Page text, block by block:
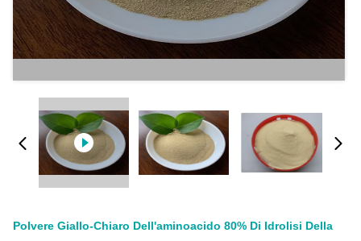
Polvere Giallo-Chiaro Dell'aminoacido 80% Di Idrolisi Della